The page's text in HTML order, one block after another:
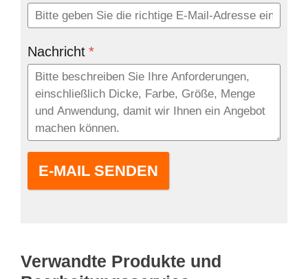
Nachricht *
E-MAIL SENDEN
Verwandte Produkte und